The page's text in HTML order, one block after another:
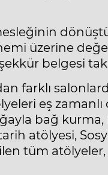
üzerine
belgesi
farklı
eş
bağ
atölyesi,
tüm